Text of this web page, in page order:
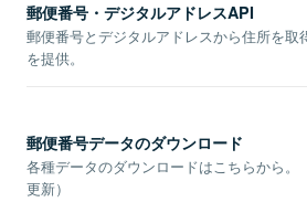
郵便番号・デジタルアドレスAPI
郵便番号とデジタルアドレスから住所を取
を提供。
郵便番号データのダウンロード
各種データのダウンロードはこちらから。
更新）